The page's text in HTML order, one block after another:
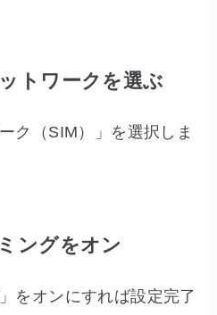
トワークを選ぶ
ク（SIM）」を選択しま
ングをオン
をオンにすれば設定完了